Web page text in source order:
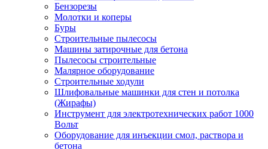
Бензорезы
Молотки и коперы
Буры
Строительные пылесосы
Машины затирочные для бетона
Пылесосы строительные
Малярное оборудование
Строительные ходули
Шлифовальные машинки для стен и потолка
(Жирафы)
Инструмент для электротехнических работ 1000
Вольт
Оборудование для инъекции смол, раствора и
бетона